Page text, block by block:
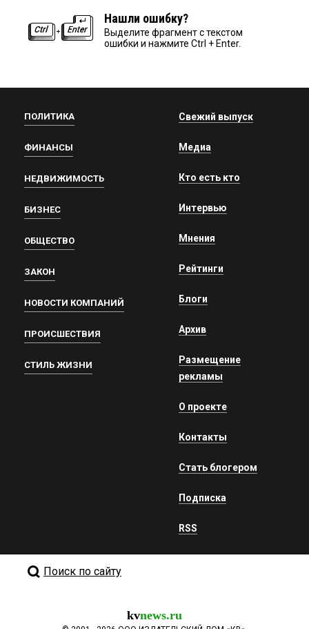
Нашли ошибку?
Выделите фрагмент с текстом
ошибки и нажмите Ctrl + Enter.
ПОЛИТИКА
ФИНАНСЫ
НЕДВИЖИМОСТЬ
БИЗНЕС
ОБЩЕСТВО
ЗАКОН
НОВОСТИ КОМПАНИЙ
ПРОИСШЕСТВИЯ
СТИЛЬ ЖИЗНИ
Свежий выпуск
Медиа
Кто есть кто
Интервью
Мнения
Рейтинги
Блоги
Архив
Размещение
рекламы
О проекте
Контакты
Стать блогером
Подписка
RSS
Поиск по сайту
kvnews.ru